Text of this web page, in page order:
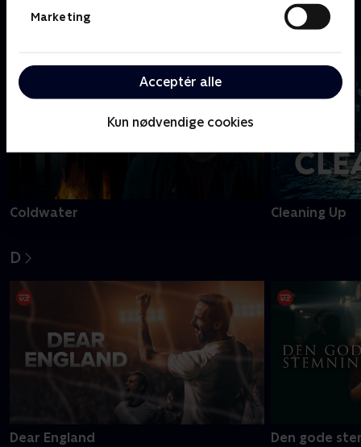
Marketing
Acceptér alle
Kun nødvendige cookies
Coldwater Cleaning Up
D
Dear England Den gode